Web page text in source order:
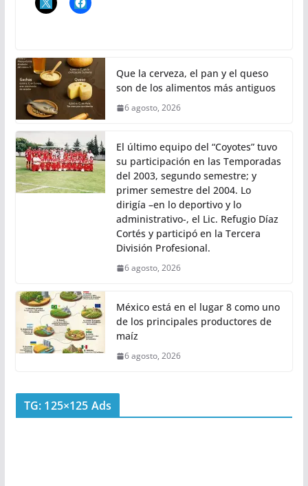
Que la cerveza, el pan y el queso
son de los alimentos más antiguos
6 agosto, 2026
El último equipo del “Coyotes” tuvo
su participación en las Temporadas
del 2003, segundo semestre; y
primer semestre del 2004. Lo
dirigía –en lo deportivo y lo
administrativo-, el Lic. Refugio Díaz
Cortés y participó en la Tercera
División Profesional.
6 agosto, 2026
México está en el lugar 8 como uno
de los principales productores de
maíz
6 agosto, 2026
TG: 125×125 Ads